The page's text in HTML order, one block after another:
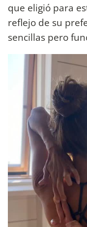
que eligió para
reflejo de su
sencillas pero